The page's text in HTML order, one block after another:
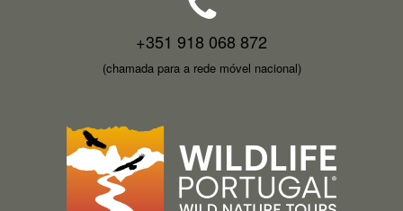
+351 918 068 872
(chamada para a rede móvel nacional)